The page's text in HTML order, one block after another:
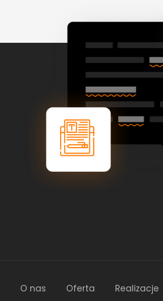
O nas Oferta Realizacje